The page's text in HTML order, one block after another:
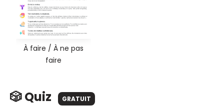
À faire / À ne pas
faire
🎲 Quiz GRATUIT